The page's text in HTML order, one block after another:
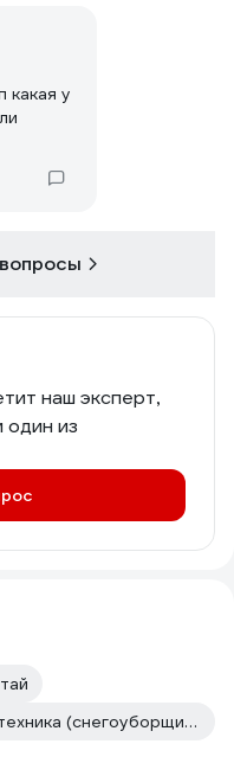
какая у
наш эксперт,
один из
Самоходные (снегоуборочная техника (снегоуборщики))